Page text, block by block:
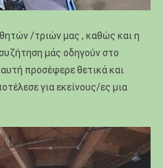
/τριών μας , καθώς και η
μάς οδηγούν στο
προσέφερε θετικά και
για εκείνους/ες μια